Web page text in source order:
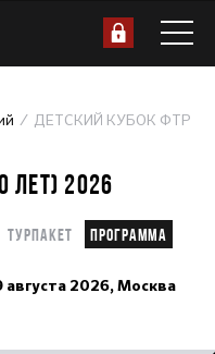
ДЕТСКИЙ КУБОК ФТР
ЛЕТ) 2026
Турпакет Программа
августа 2026, Москва